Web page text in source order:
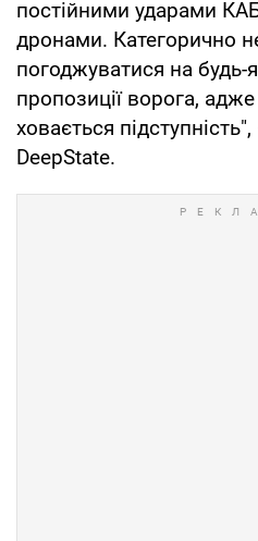
постійними ударами
дронами. Категорично
погоджуватися на будь-
пропозиції ворога,
ховається
DeepState.